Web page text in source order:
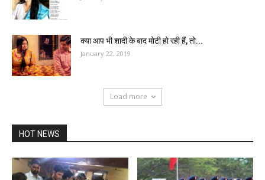
क्या आप भी शादी के बाद मोटी हो रही हैं, तो...
January 22, 2019
Load more
HOT NEWS